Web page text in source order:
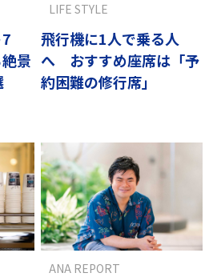
景
飛行機に1人で乗る人
へ おすすめ座席は「予
約困難の修行席」
LIFE STYLE
ANA REPORT